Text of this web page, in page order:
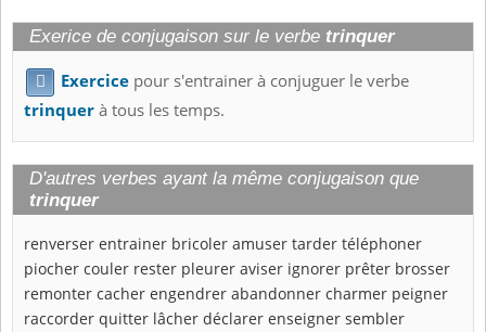
Exerice de conjugaison sur le verbe trinquer
 Exercice pour s'entrainer à conjuguer le verbe
trinquerà tous les temps.
D'autres verbes ayant la même conjugaison que
trinquer
renverser entrainer bricoler amuser tarder téléphoner
piocher couler rester pleurer aviser ignorer prêter brosser
remonter cacher engendrer abandonner charmer peigner
raccorder quitter lâcher déclarer enseigner sembler